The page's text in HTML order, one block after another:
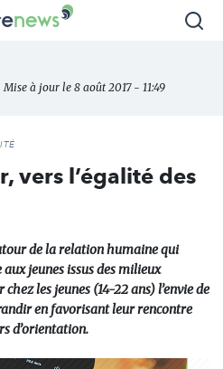
à jour le 8 août 2017 - 11:49
vers l’égalité des
de la relation humaine qui
jeunes issus des milieux
les jeunes (14-22 ans) l’envie de
en favorisant leur rencontre
d’orientation.